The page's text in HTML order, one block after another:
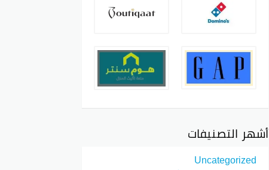
أشهر التصنيفات
Uncategorized